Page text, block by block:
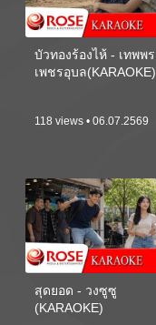
บัวทองร้องไห้ - เทพพร
เพชรอุบล(KARAOKE)
118 views • 06.07.2569
สุดยอด - วงซูซู
(KARAOKE)